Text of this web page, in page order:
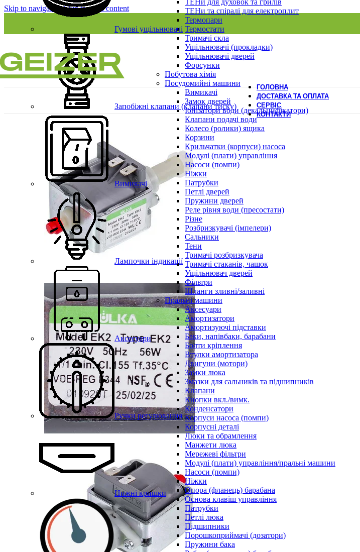
Skip to navigationSkip to main content
ТЕНи та спіралі для електроплит
Термопари
Термостати
Тримачі скла
Ущільнювачі (прокладки)
Ущільнювачі дверей
Форсунки
Побутова хімія
Посудомийні машини
Вимикачі
Замок дверей
Іонізатори води (декальцифікатори)
Клапани подачі води
Колесо (ролики) ящика
Корзини
Крильчатки (корпуси) насоса
Модулі (плати) управління
Насоси (помпи)
Ніжки
Патрубки
Петлі дверей
Пружини дверей
Реле рівня води (пресостати)
Різне
Розбризкувачі (імпелери)
Сальники
Тени
Тримачі розбризкувача
Тримачі стаканів, чашок
Ущільнювач дверей
Фільтри
Шланги зливні/заливні
Пральні машини
Аксесуари
Амортизатори
Амортизуючі підставки
Баки, напівбаки, барабани
Болти кріплення
Втулки амортизатора
Двигуни (мотори)
Замки люка
Змазки для сальників та підшипників
Клапани
Кнопки вкл./вимк.
Конденсатори
Корпуси насоса (помпи)
Корпусні деталі
Люки та обрамлення
Манжети люка
Мережеві фільтри
Модулі (плати) управління/пральні машини
Насоси (помпи)
Ніжки
Опора (фланець) барабана
Основа клавіш управління
Патрубки
Петлі люка
Підшипники
Порошкоприймачі (дозатори)
Пружини бака
Гумові ущільнювачі
Запобіжні клапани (клапани тиску)
Вимикачі
Лампочки індикації
Аксесуари
Ручки регулювання
Нижні кришки
ГОЛОВНА
ДОСТАВКА ТА ОПЛАТА
СЕРВІС
КОНТАКТИ